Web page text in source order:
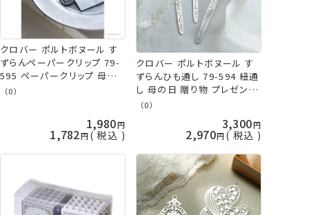
クロバー ポルトボヌール す
ずらんペーパークリップ 79-
595 ペーパークリップ 母の
日 贈り物 プレゼント 敬老の
（0）
1,980
1,782 税込
クロバー ポルトボヌール す
ずらんひも通し 79-594 紐通
し 母の日 贈り物 プレゼント
敬老の日 clv ネコポス可 手
（0）
3,300
2,970 税込